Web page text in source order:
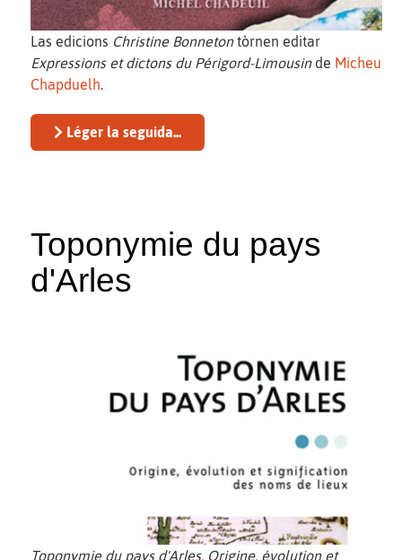
Las edicions Christine Bonnetontòrnen editar
Expressions et dictons du Périgord-Limousinde Micheu
Chapduelh.
Léger la seguida...
Toponymie du pays
d'Arles
Toponymie du pays d'Arles, Origine, évolution et